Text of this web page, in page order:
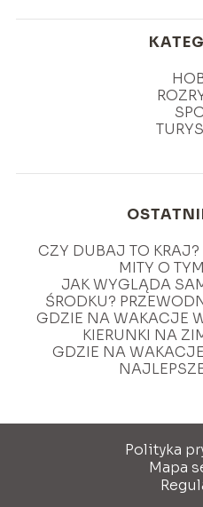
CZY DUBAJ TO KRAJ?
MITY O
JAK WYGLĄDA
ŚRODKU?
GDZIE NA WAKACJE
KIERUNKI NA
GDZIE NA
Polityka
Mapa